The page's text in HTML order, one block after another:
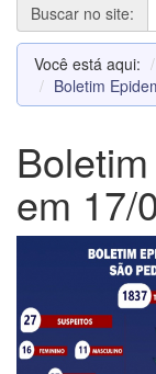
Buscar no site:
Você está aqui:
Boletim
em 17/